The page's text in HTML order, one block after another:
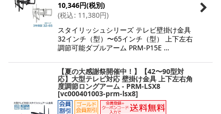
10,346円(税別)
(税込: 11,380円)
スタイリッシュシリーズ テレビ壁掛け金具
32インチ（型）〜65インチ（型） 上下左右
調節可能ダブルアーム PRM-P15E …
【夏の大感謝祭開催中！】【42〜90型対
応】大型テレビ対応 壁掛け金具 上下左右角
度調節ロングアーム - PRM-LSX8
[vc000401003-prm-lsx8]